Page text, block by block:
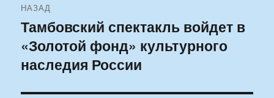
по
записям
НАЗАД
Предыдущая
запись:
Тамбовский спектакль войдет в
«Золотой фонд» культурного
наследия России